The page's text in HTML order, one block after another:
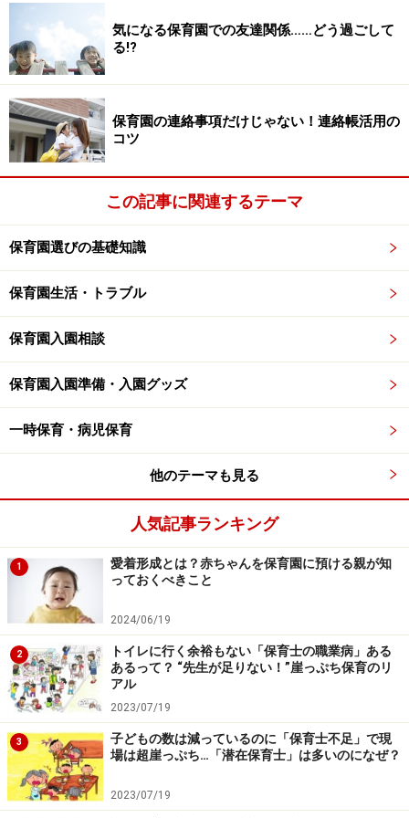
気になる保育園での友達関係……どう過ごして
る!?
保育園の連絡事項だけじゃない！連絡帳活用の
コツ
この記事に関連するテーマ
保育園選びの基礎知識
保育園生活・トラブル
保育園入園相談
保育園入園準備・入園グッズ
一時保育・病児保育
他のテーマも見る
人気記事ランキング
1
愛着形成とは？赤ちゃんを保育園に預ける親が知
っておくべきこと
2024/06/19
2
トイレに行く余裕もない「保育士の職業病」ある
あるって？ “先生が足りない！”崖っぷち保育のリ
アル
2023/07/19
3
子どもの数は減っているのに「保育士不足」で現
場は超崖っぷち…「潜在保育士」は多いのになぜ？
2023/07/19